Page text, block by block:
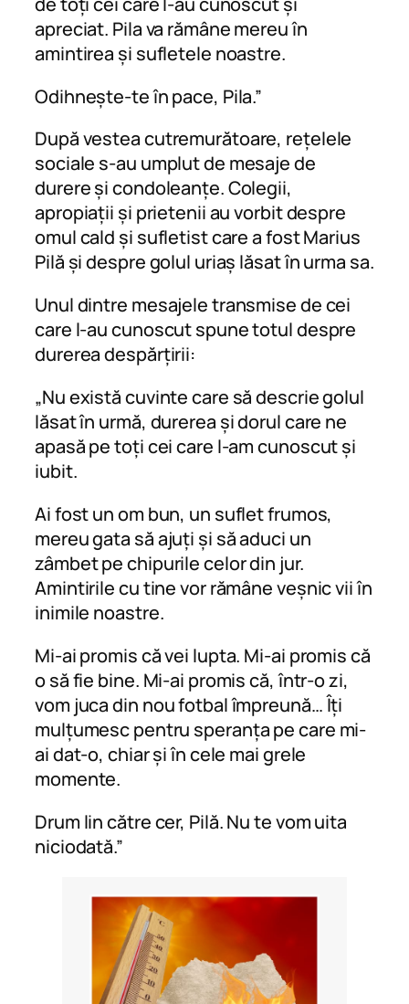
apreciat. Pila va rămâne mereu în
amintirea și sufletele noastre.
Odihnește-te în pace, Pila.”
După vestea cutremurătoare, rețelele
sociale s-au umplut de mesaje de
durere și condoleanțe. Colegii,
apropiații și prietenii au vorbit despre
omul cald și sufletist care a fost Marius
Pilă și despre golul uriaș lăsat în urma sa.
Unul dintre mesajele transmise de cei
care l-au cunoscut spune totul despre
durerea despărțirii:
„Nu există cuvinte care să descrie golul
lăsat în urmă, durerea și dorul care ne
apasă pe toți cei care l-am cunoscut și
iubit.
Ai fost un om bun, un suflet frumos,
mereu gata să ajuți și să aduci un
zâmbet pe chipurile celor din jur.
Amintirile cu tine vor rămâne veșnic vii în
inimile noastre.
Mi-ai promis că vei lupta. Mi-ai promis că
o să fie bine. Mi-ai promis că, într-o zi,
vom juca din nou fotbal împreună… Îți
mulțumesc pentru speranța pe care mi-
ai dat-o, chiar și în cele mai grele
momente.
Drum lin către cer, Pilă. Nu te vom uita
niciodată.”